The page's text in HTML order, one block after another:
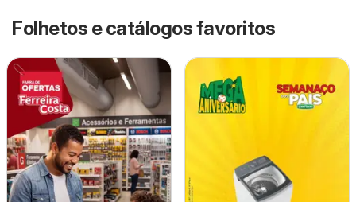
Folhetos e catálogos favoritos